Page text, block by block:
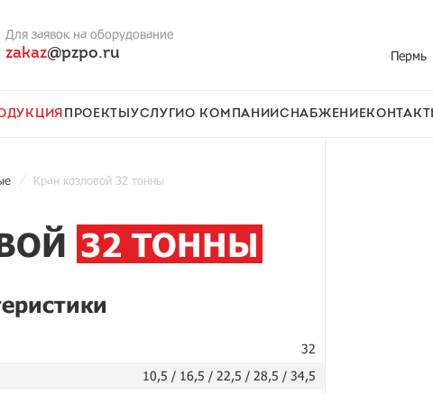
Для заявок на оборудование
zakaz@pzpo.ru Пермь
ПРОЕКТЫ УСЛУГИО КОМПАНИИСНАБЖЕНИЕ
Кран козловой 32 тонны
32 ТОННЫ
32
10,5 / 16,5 / 22,5 / 28,5 / 34,5